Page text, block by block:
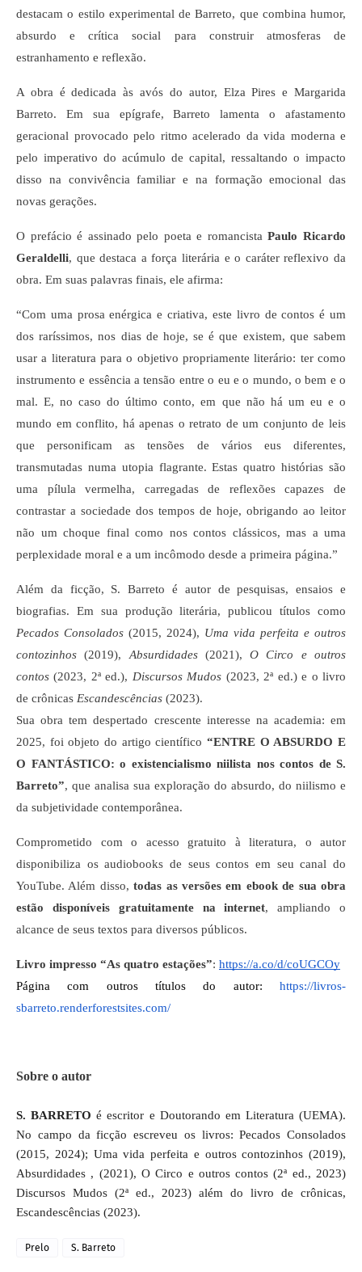
destacam o estilo experimental de Barreto, que combina humor,
absurdo e crítica social para construir atmosferas de
estranhamento e reflexão.
A obra é dedicada às avós do autor, Elza Pires e Margarida
Barreto. Em sua epígrafe, Barreto lamenta o afastamento
geracional provocado pelo ritmo acelerado da vida moderna e
pelo imperativo do acúmulo de capital, ressaltando o impacto
disso na convivência familiar e na formação emocional das
novas gerações.
O prefácio é assinado pelo poeta e romancistaPaulo Ricardo
Geraldelli, que destaca a força literária e o caráter reflexivo da
obra. Em suas palavras finais, ele afirma:
“Com uma prosa enérgica e criativa, este livro de contos é um
dos raríssimos, nos dias de hoje, se é que existem, que sabem
usar a literatura para o objetivo propriamente literário: ter como
instrumento e essência a tensão entre o eu e o mundo, o bem e o
mal. E, no caso do último conto, em que não há um eu e o
mundo em conflito, há apenas o retrato de um conjunto de leis
que personificam as tensões de vários eus diferentes,
transmutadas numa utopia flagrante. Estas quatro histórias são
uma pílula vermelha, carregadas de reflexões capazes de
contrastar a sociedade dos tempos de hoje, obrigando ao leitor
não um choque final como nos contos clássicos, mas a uma
perplexidade moral e a um incômodo desde a primeira página.”
Além da ficção, S. Barreto é autor de pesquisas, ensaios e
biografias. Em sua produção literária, publicou títulos como
Pecados Consolados (2015, 2024), Uma vida perfeita e outros
contozinhos (2019),Absurdidades(2021),O Circo e outros
contos (2023, 2ª ed.), Discursos Mudos (2023, 2ª ed.) e o livro
de crônicas Escandescências (2023).
Sua obra tem despertado crescente interesse na academia: em
2025, foi objeto do artigo científico “ENTRE O ABSURDO E
O FANTÁSTICO: o existencialismo niilista nos contos de S.
Barreto”, que analisa sua exploração do absurdo, do niilismo e
da subjetividade contemporânea.
Comprometido com o acesso gratuito à literatura, o autor
disponibiliza os audiobooks de seus contos em seu canal do
YouTube. Além disso,todas as versões em ebook de sua obra
estão disponíveis gratuitamente na internet, ampliando o
alcance de seus textos para diversos públicos.
Livro impresso “As quatro estações”: https://a.co/d/coUGCOy
Página com outros títulos do autor: https://livros-
sbarreto.renderforestsites.com/
Sobre o autor
S. BARRETO é escritor e Doutorando em Literatura (UEMA).
No campo da ficção escreveu os livros: Pecados Consolados
(2015, 2024); Uma vida perfeita e outros contozinhos (2019),
Absurdidades , (2021), O Circo e outros contos (2ª ed., 2023)
Discursos Mudos (2ª ed., 2023) além do livro de crônicas,
Escandescências (2023).
Prelo S. Barreto